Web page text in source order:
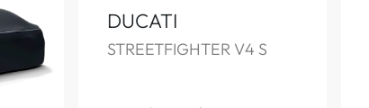
DUCATI
STREETFIGHTER V4 S